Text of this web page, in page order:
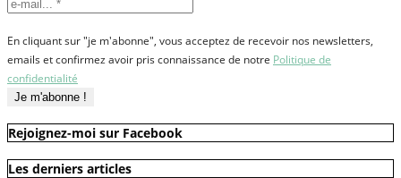
En cliquant sur "je m'abonne", vous acceptez de recevoir nos newsletters,
emails et confirmez avoir pris connaissance de notre Politique de
confidentialité
Rejoignez-moi sur Facebook
Les derniers articles